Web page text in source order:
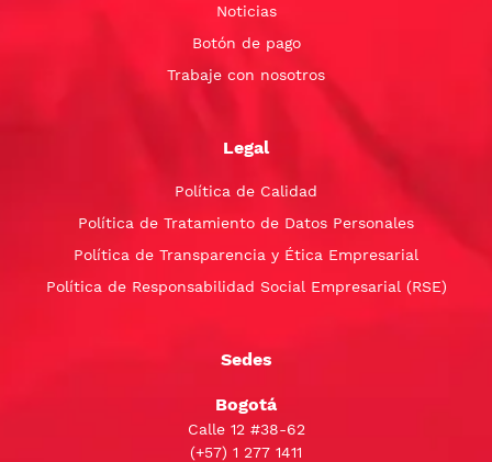
Noticias
Botón de pago
Trabaje con nosotros
Legal
Política de Calidad
Política de Tratamiento de Datos Personales
Política de Transparencia y Ética Empresarial
Política de Responsabilidad Social Empresarial (RSE)
Sedes
Bogotá
Calle 12 #38-62
(+57) 1 277 1411